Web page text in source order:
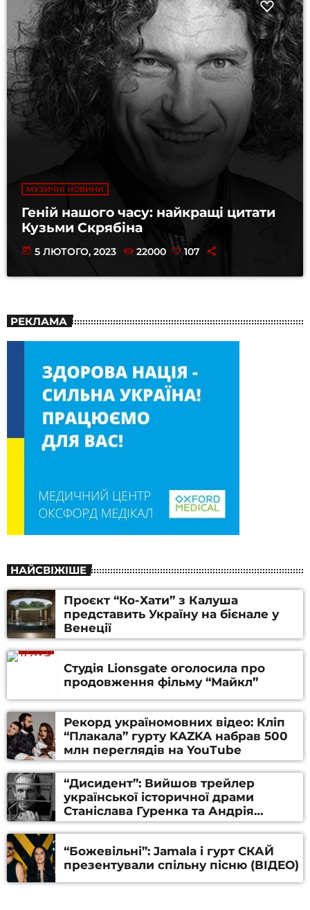
МУЗИЧНІ НОВИНИ
Геній нашого часу: найкращі цитати
Кузьми Скрябіна
today 5 ЛЮТОГО, 2023 22000 107
РЕКЛАМА
НАЙСВІЖІШЕ
Проєкт “Ко-Хати” з Калуша
представить Україну на бієнале у
Венеції
Студія Lionsgate оголосила про
продовження фільму “Майкл”
Рекорд україномовних відео: Кліп
“Плакала” гурту KAZKA набрав 500
млн переглядів на YouTube
“Дисидент”: Вийшов трейлер
української історичної драми
Станіслава Гуренка та Андрія
Алфьорова (ВІДЕО)
“Божевільні”: Jamala і гурт СКАЙ
презентували спільну пісню (ВІДЕО)